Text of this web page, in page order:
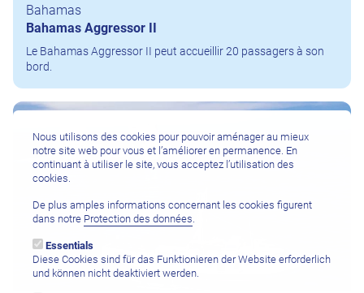
Bahamas
Bahamas Aggressor II
Le Bahamas Aggressor II peut accueillir 20 passagers à son
bord.
Nous utilisons des cookies pour pouvoir aménager au mieux
notre site web pour vous et l’améliorer en permanence. En
continuant à utiliser le site, vous acceptez l’utilisation des
cookies.
De plus amples informations concernant les cookies figurent
dans notre Protection des données.
Essentials
Diese Cookies sind für das Funktionieren der Website erforderlich
und können nicht deaktiviert werden.